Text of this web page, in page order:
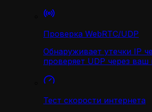
Проверка WebRTC/UDP
Обнаруживает утечки IP
проверяет UDP через ваш
Тест скорости интернета